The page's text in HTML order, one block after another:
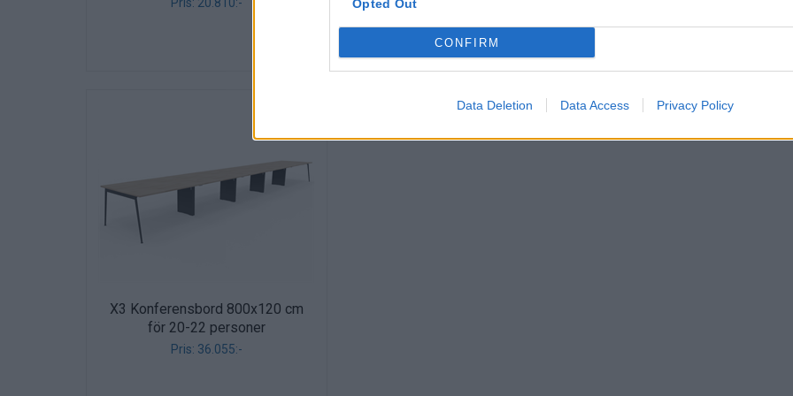
Opted Out
CONFIRM
Data Deletion Data Access Privacy Policy
X3 Konferensbord 800x120 cm
för 20-22 personer
Pris: 36.055:-